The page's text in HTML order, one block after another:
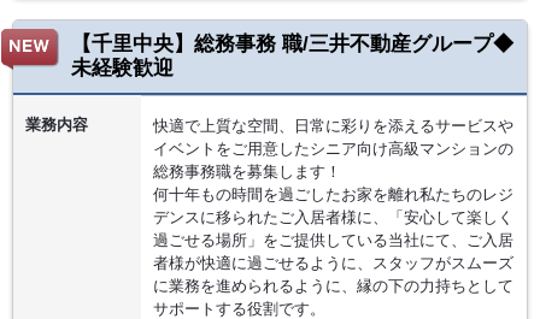
【千里中央】総務事務 職/三井不動産グループ◆
未経験歓迎
業務内容
快適で上質な空間、日常に彩りを添えるサービスや
イベントをご用意したシニア向け高級マンションの
総務事務職を募集します！
何十年もの時間を過ごしたお家を離れ私たちのレジ
デンスに移られたご入居者様に、「安心して楽しく
過ごせる場所」をご提供している当社にて、ご入居
者様が快適に過ごせるように、スタッフがスムーズ
に業務を進められるように、縁の下の力持ちとして
サポートする役割です。